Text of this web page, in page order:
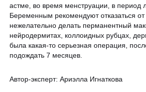
астме, во время менструации, в период
Беременным рекомендуют отказаться от
нежелательно делать перманентный
нейродермитах, коллоидных рубцах,
была какая-то серьезная операция,
подождать 7 месяцев.
Автор-эксперт:Ариэлла Игнаткова